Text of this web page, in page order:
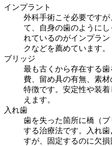
インプラント
外科手術こそ必要ですが
て、自身の歯のように
れているのがインプラ
クなどを薦めています。
ブリッジ
最も古くから存在する
費、留め具の有無、素
特徴です。安定性や装
えます。
入れ歯
歯を失った箇所に橋（
する治療法です。入れ
すが、固定するのに欠